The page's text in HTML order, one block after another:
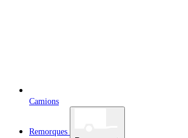
Camions
Remorques